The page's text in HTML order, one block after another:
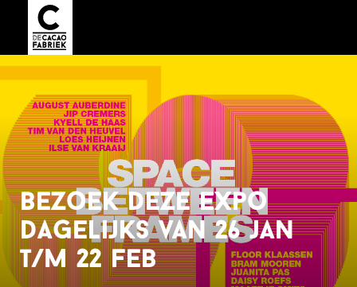
bezoek deze expo
dagelijks van 26 jan
t/m 22 feb